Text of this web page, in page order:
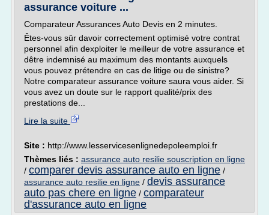
assurance voiture ...
Comparateur Assurances Auto Devis en 2 minutes.
Êtes-vous sûr davoir correctement optimisé votre contrat
personnel afin dexploiter le meilleur de votre assurance et
dêtre indemnisé au maximum des montants auxquels
vous pouvez prétendre en cas de litige ou de sinistre?
Notre comparateur assurance voiture saura vous aider. Si
vous avez un doute sur le rapport qualité/prix des
prestations de...
Lire la suite
Site : http://www.lesservicesenlignedepoleemploi.fr
Thèmes liés : assurance auto resilie souscription en ligne
/ comparer devis assurance auto en ligne /
assurance auto resilie en ligne / devis assurance
auto pas chere en ligne / comparateur
d'assurance auto en ligne